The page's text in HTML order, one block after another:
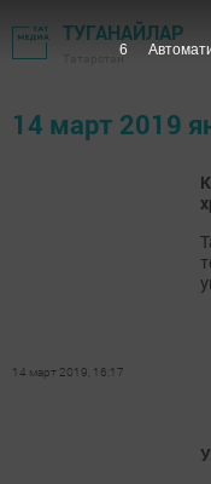
ТУГАНАЙЛАР
Татарстан
14 март 2019
14 март 2019, 16:17
6